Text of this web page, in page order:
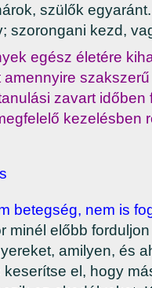
szülők
szorongani kezd,
egész életére
amennyire
zavart
kezelésben
betegség, nem is
minél előbb
amilyen, és
keserítse el, hogy